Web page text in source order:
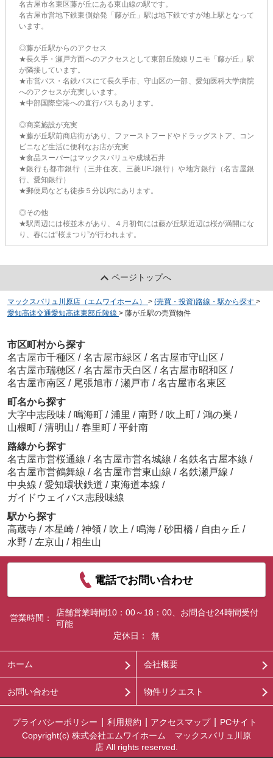
名古屋市名東区藤が丘にある東山線の駅です。
名古屋市営地下鉄東側始発「藤が丘」駅は地下鉄ですが地上駅となって
います。
◎藤が丘駅からのアクセス
★長久手・瀬戸方面へのアクセスとして東部丘陵線リニモ「藤が丘」駅
が隣接しています。
★市営バス・名鉄バスにて長久手市、守山区の一部、愛知医科大学病院
へのアクセスが充実しいます。
★中部国際空港への直行バスもあります。
◎商業施設が充実
★藤が丘駅前商店街があり、ファーストフードやドラッグストア、コン
ビニなど生活に便利なお店が充実
★食品スーパーはマックスバリュや成城石井
★銀行も都市銀行（三井住友、三菱UFJ銀行）や地方銀行（名古屋銀
行、愛知銀行）
★郵便局なども徒歩５分以内にあります。
◎その他
★駅周辺には桜並木があり、４月初旬には藤が丘駅近辺は桜が満開にな
り、春には“桜まつり”が行われます。
ページトップへ
マックスバリュ川原店（エムワイホーム） > (売買・投資)路線・駅から探す >
愛知高速交通愛知高速東部丘陵線 > 藤が丘駅の売買物件
市区町村から探す
名古屋市千種区 / 名古屋市緑区 / 名古屋市守山区 /
名古屋市瑞穂区 / 名古屋市天白区 / 名古屋市昭和区 /
名古屋市南区 / 尾張旭市 / 瀬戸市 / 名古屋市名東区
町名から探す
大字中志段味 / 鳴海町 / 浦里 / 南野 / 吹上町 / 鴻の巣 /
山根町 / 清明山 / 春里町 / 平針南
路線から探す
名古屋市営桜通線 / 名古屋市営名城線 / 名鉄名古屋本線 /
名古屋市営鶴舞線 / 名古屋市営東山線 / 名鉄瀬戸線 /
中央線 / 愛知環状鉄道 / 東海道本線 /
ガイドウェイバス志段味線
駅から探す
高蔵寺 / 本星崎 / 神領 / 吹上 / 鳴海 / 砂田橋 / 自由ヶ丘 /
水野 / 左京山 / 相生山
電話でお問い合わせ
営業時間：
店舗営業時間10：00～18：00、お問合せ24時間受付
可能
定休日：
無
ホーム 会社概要
お問い合わせ 物件リクエスト
プライバシーポリシー 利用規約 アクセスマップ
PCサイト
Copyright(c) 株式会社エムワイホーム マックスバリュ川原
店 All rights reserved.